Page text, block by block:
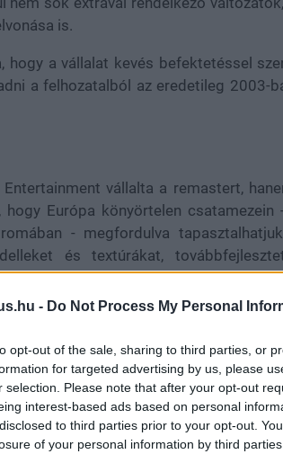
- Do Not Process My Personal
opt-out of the sale, sharing to third parties, or
for targeted advertising by us, please
selection. Please note that after your opt-out
interest-based ads based on personal
to third parties prior to your opt-out.
of your personal information by third
is.
hogy a vállalat kevés befektetéssel
a felhozatalból az eredetileg 2003-
vállalta a remastert,
Európa könyörtelen csatamezein
- megfordulva
és textúrákat,
oktatóanyagokat/tippeket kapunk
elérhető többjátékos módban.